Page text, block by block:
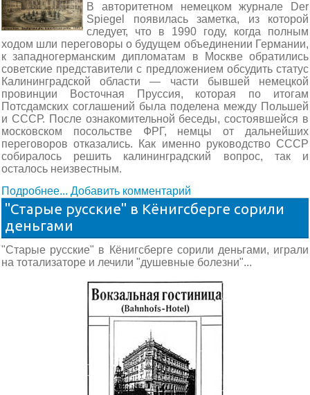
В авторитетном немецком журнале Der
Spiegel появилась заметка, из которой
следует, что в 1990 году, когда полным
ходом шли переговоры о будущем объединении Германии,
к западногерманским дипломатам в Москве обратились
советские представители с предложением обсудить статус
Калининградской области — части бывшей немецкой
провинции Восточная Пруссия, которая по итогам
Потсдамских соглашений была поделена между Польшей
и СССР. После ознакомительной беседы, состоявшейся в
московском посольстве ФРГ, немцы от дальнейших
переговоров отказались. Как именно руководство СССР
собиралось решить калининградский вопрос, так и
осталось неизвестным.
Подробнее... Добавить комментарий
"Старые русские" в Кёнигсберге сорили
деньгами
"Старые русские" в Кёнигсберге сорили деньгами, играли
на тотализаторе и лечили "душевные болезни"...